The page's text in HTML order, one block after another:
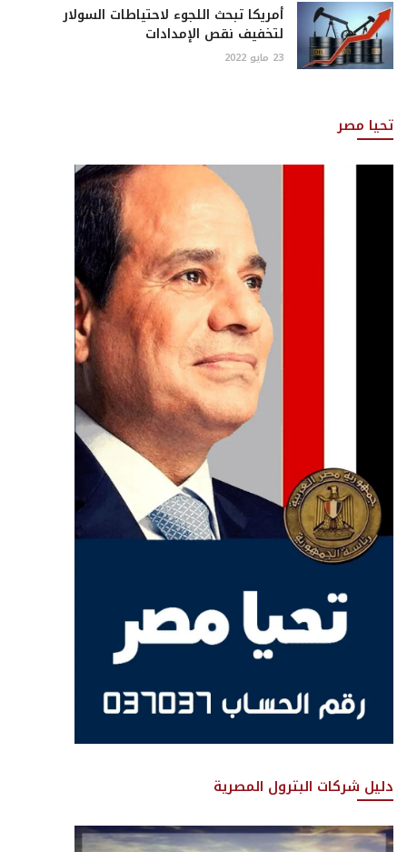
أمريكا تبحث اللجوء لاحتياطات السولار
لتخفيف نقص الإمدادات
23 مايو 2022
تحيا مصر
دليل شركات البترول المصرية